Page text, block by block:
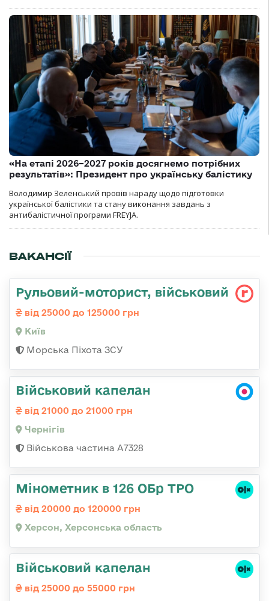
«На етапі 2026–2027 років досягнемо потрібних
результатів»: Президент про українську балістику
Володимир Зеленський провів нараду щодо підготовки
української балістики та стану виконання завдань з
антибалістичної програми FREYJA.
ВАКАНСІЇ
Рульовий-мотоpист, військовий
від 25000 до 125000 грн
Київ
Морська Піхота ЗСУ
Військовий капелан
від 21000 до 21000 грн
Чернігів
Військова частина А7328
Мінометник в 126 ОБр ТРО
від 20000 до 120000 грн
Херсон, Херсонська область
Військовий капелан
від 25000 до 55000 грн